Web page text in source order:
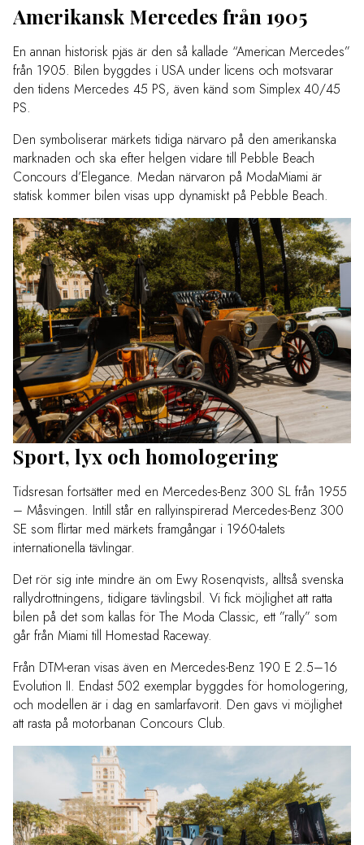
Amerikansk Mercedes från 1905
En annan historisk pjäs är den så kallade “American Mercedes”
från 1905. Bilen byggdes i USA under licens och motsvarar
den tidens Mercedes 45 PS, även känd som Simplex 40/45
PS.
Den symboliserar märkets tidiga närvaro på den amerikanska
marknaden och ska efter helgen vidare till Pebble Beach
Concours d’Elegance. Medan närvaron på ModaMiami är
statisk kommer bilen visas upp dynamiskt på Pebble Beach.
Sport, lyx och homologering
Tidsresan fortsätter med en Mercedes-Benz 300 SL från 1955
– Måsvingen. Intill står en rallyinspirerad Mercedes-Benz 300
SE som flirtar med märkets framgångar i 1960-talets
internationella tävlingar.
Det rör sig inte mindre än om Ewy Rosenqvists, alltså svenska
rallydrottningens, tidigare tävlingsbil. Vi fick möjlighet att ratta
bilen på det som kallas för The Moda Classic, ett ”rally” som
går från Miami till Homestad Raceway.
Från DTM-eran visas även en Mercedes-Benz 190 E 2.5–16
Evolution II. Endast 502 exemplar byggdes för homologering,
och modellen är i dag en samlarfavorit. Den gavs vi möjlighet
att rasta på motorbanan Concours Club.